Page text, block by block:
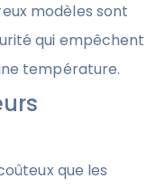
modèles sont
qui empêchent
température.
que les